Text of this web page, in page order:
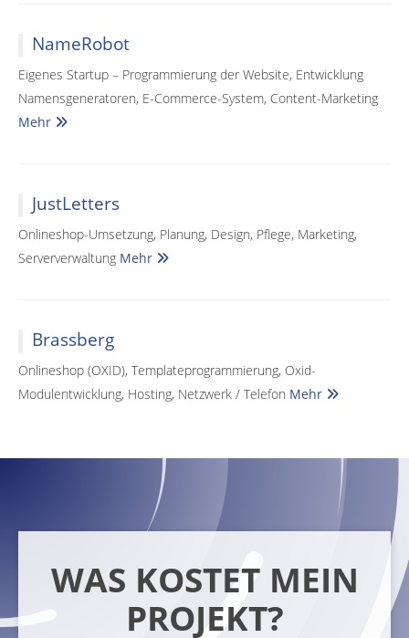
NameRobot
Eigenes Startup – Programmierung der Website, Entwicklung
Namensgeneratoren, E-Commerce-System, Content-Marketing
Mehr
JustLetters
Onlineshop-Umsetzung, Planung, Design, Pflege, Marketing,
Serververwaltung Mehr
Brassberg
Onlineshop (OXID), Templateprogrammierung, Oxid-
Modulentwicklung, Hosting, Netzwerk / Telefon Mehr
WAS KOSTET MEIN
PROJEKT?